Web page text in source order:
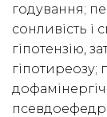
годування;
сонливість і
гіпотензію,
гіпотиреозу;